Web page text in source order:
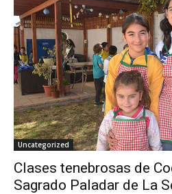
Uncategorized
Clases tenebrosas de
Sagrado Paladar de La